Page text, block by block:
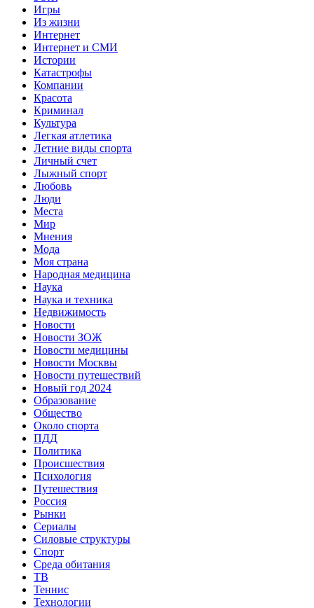
Игры
Из жизни
Интернет
Интернет и СМИ
Истории
Катастрофы
Компании
Красота
Криминал
Культура
Легкая атлетика
Летние виды спорта
Личный счет
Лыжный спорт
Любовь
Люди
Места
Мир
Мнения
Мода
Моя страна
Народная медицина
Наука
Наука и техника
Недвижимость
Новости
Новости ЗОЖ
Новости медицины
Новости Москвы
Новости путешествий
Новый год 2024
Образование
Общество
Около спорта
ПДД
Политика
Происшествия
Психология
Путешествия
Россия
Рынки
Сериалы
Силовые структуры
Спорт
Среда обитания
ТВ
Теннис
Технологии